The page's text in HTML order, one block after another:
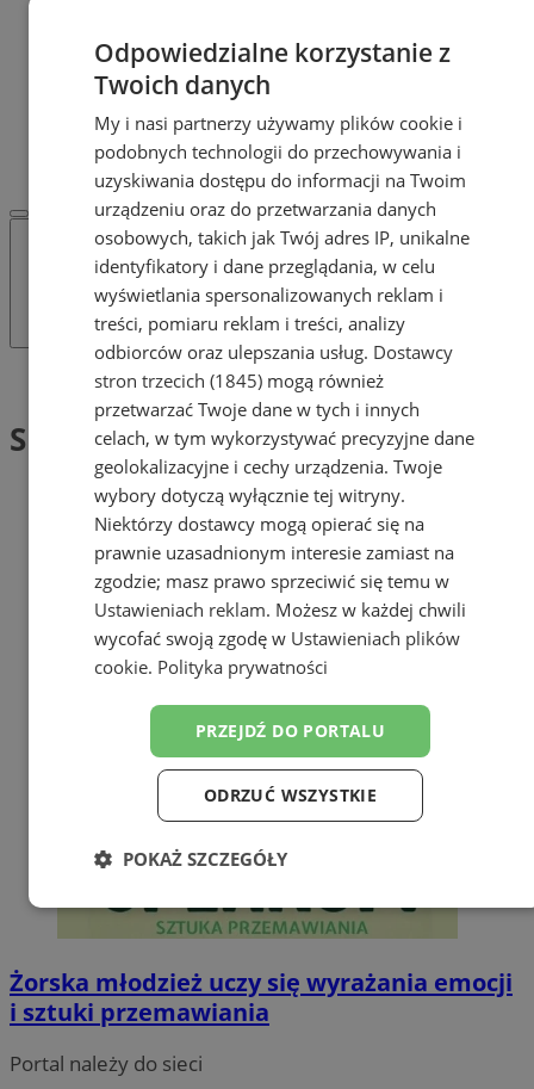
POLECAMY
Protocol IT
Pracuj.pl - praca w Żorach
REKLAMA
WSPÓŁPRACA
Tag: SpeakUp
SpeakUp (1)
Żorska młodzież uczy się wyrażania emocji
i sztuki przemawiania
Portal należy do sieci
Odpowiedzialne korzystanie z
Twoich danych
My i nasi partnerzy używamy plików cookie i
podobnych technologii do przechowywania i
uzyskiwania dostępu do informacji na Twoim
urządzeniu oraz do przetwarzania danych
osobowych, takich jak Twój adres IP, unikalne
identyfikatory i dane przeglądania, w celu
wyświetlania spersonalizowanych reklam i
treści, pomiaru reklam i treści, analizy
odbiorców oraz ulepszania usług. Dostawcy
stron trzecich (1845) mogą również
przetwarzać Twoje dane w tych i innych
celach, w tym wykorzystywać precyzyjne dane
geolokalizacyjne i cechy urządzenia. Twoje
wybory dotyczą wyłącznie tej witryny.
Niektórzy dostawcy mogą opierać się na
prawnie uzasadnionym interesie zamiast na
zgodzie; masz prawo sprzeciwić się temu w
Ustawieniach reklam. Możesz w każdej chwili
wycofać swoją zgodę w Ustawieniach plików
cookie. Polityka prywatności
PRZEJDŹ DO PORTALU
ODRZUĆ WSZYSTKIE
POKAŻ SZCZEGÓŁY
Niezbędne Wydajność Targetowanie
Funkcjonalność Niesklasyfikowane